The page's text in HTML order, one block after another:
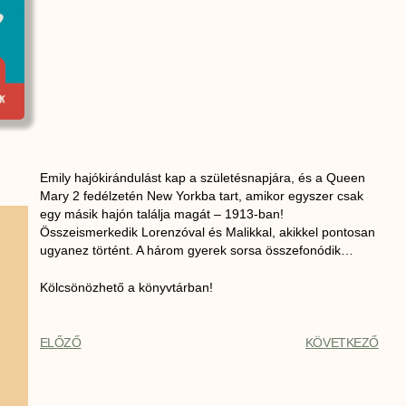
Emily ​hajókirándulást kap a születésnapjára, és a Queen
Mary 2 fedélzetén New Yorkba tart, amikor egyszer csak
egy másik hajón találja magát – 1913-ban!
Összeismerkedik Lorenzóval és Malikkal, akikkel pontosan
ugyanez történt. A három gyerek sorsa összefonódik…
Kölcsönözhető a könyvtárban!
ELŐZŐ KÖVETKEZŐ